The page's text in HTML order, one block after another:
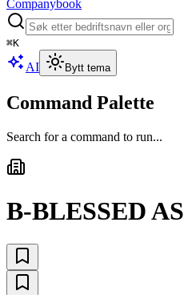
Companybook
⌘K
AI Bytt tema
Command Palette
Search for a command to run...
B-BLESSED AS